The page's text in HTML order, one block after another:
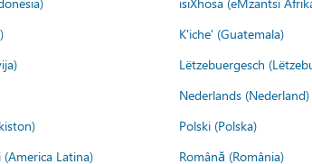
K'iche' (Guatemala)
Lëtzebuergesch
Nederlands (Nederland)
Polski (Polska)
Latina)
Română (România)